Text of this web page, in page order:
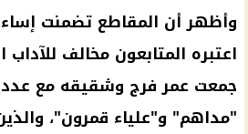
وأظهر أن المقاطع تضمنت
اعتبره المتابعون مخالف
جمعت عمر فرج وشقيقه مع
"مداهم" و"علياء قمرون"،